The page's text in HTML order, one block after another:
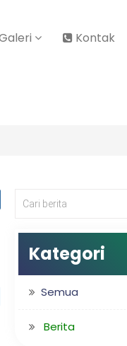
Kontak
Kategori
Semua
Berita